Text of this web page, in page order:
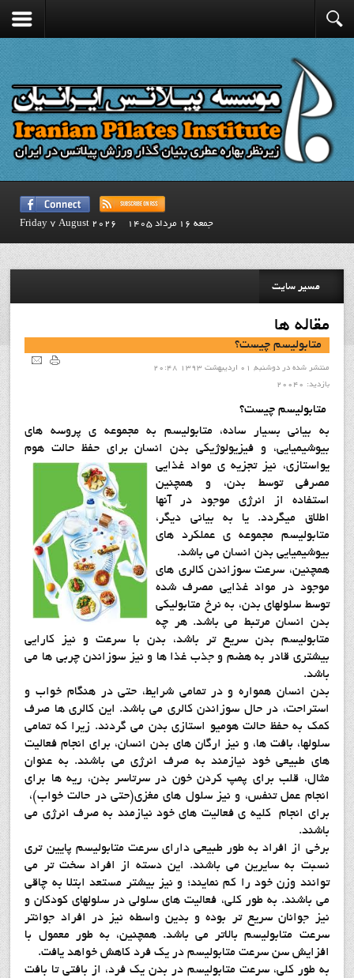
جمعه 16 مرداد 1405 Friday 7 August 2026
مسیر سایت
مقاله ها
متابولیسم چیست؟
منتشر شده در دوشنبه, 01 ارديبهشت 1393 20:48
بازدید: 20040
متابولیسم چیست؟
به بیانی بسیار ساده، متابولیسم به مجموعه ی پروسه های
بیوشیمیایی، و فیزیولوژیکی بدن انسان برای حفظ حالت هوم
یواستازی، نیز تجزیه ی مواد غذایی
مصرفی توسط بدن، و همچنین
استفاده از انرژی موجود در آنها
اطلاق میگردد. یا به بیانی دیگر،
متابولیسم مجموعه ی عملکرد های
بیوشیمیایی بدن انسان می باشد.
همچنین، سرعت سوزاندن کالری های
موجود در مواد غذایی مصرف شده
توسط سلولهای بدن، به نرخ متابولیکی
بدن انسان مرتبط می باشد. هر چه
متابولیسم بدن سریع تر باشد، بدن با سرعت و نیز کارایی
بیشتری قادر به هضم و جذب غذا ها و نیز سوزاندن چربی ها می
باشد.
بدن انسان همواره و در تمامی شرایط، حتی در هنگام خواب و
استراحت، در حال سوزاندن کالری می باشد. این کالری ها صرف
کمک به حفظ حالت هومیو استازی بدن می گردند. زیرا که تمامی
سلولها، بافت ها، و نیز ارگان های بدن انسان، برای انجام فعالیت
های طبیعی خود نیازمند به صرف انرژی می باشند. به عنوان
مثال، قلب برای پمپ کردن خون در سرتاسر بدن، ریه ها برای
انجام عمل تنفس، و نیز سلول های مغزی(حتی در حالت خواب)،
برای انجام کلیه ی فعالیت های خود نیازمند به صرف انرژی می
باشند.
برخی از افراد به طور طبیعی دارای سرعت متابولیسم پایین تری
نسبت به سایرین می باشند. این دسته از افراد سخت تر می
توانند وزن خود را کم نمایند؛ و نیز بیشتر مستعد ابتلا به چاقی
می باشند. به طور کلی، فعالیت های سلولی در سلولهای کودکان و
نیز جوانان سریع تر بوده و بدین واسطه نیز در افراد جوانتر
سرعت متابولیسم بالاتر می باشد. همچنین، به طور معمول با
افزایش سن سرعت متابولیسم در یک فرد کاهش خواهد یافت.
به طور کلی، سرعت متابولیسم در بدن یک فرد، از بافتی تا بافت